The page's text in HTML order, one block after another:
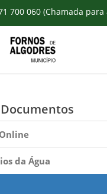
700 060 (Chamada
da Água